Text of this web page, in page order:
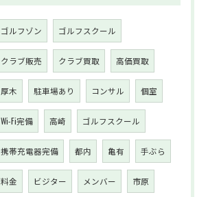
ゴルフゾン ゴルフスクール
クラブ販売 クラブ買取 高価買取
厚木 駐車場あり コンサル 個室
Wi-Fi完備 高崎 ゴルフスクール
携帯充電器完備 都内 亀有 手ぶら
料金 ビジター メンバー 市原